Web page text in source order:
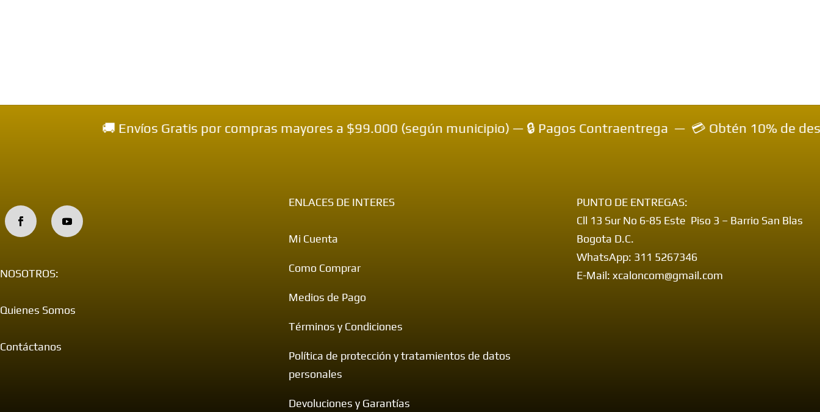
🚚 Envíos Gratis por compras mayores a $99.000 (según municipio) — 🔒 Pagos Contraentrega — 💳 Obtén 10% de
NOSOTROS:
Quienes Somos
Contáctanos
ENLACES DE INTERES
Mi Cuenta
Como Comprar
Medios de Pago
Términos y Condiciones
Política de protección y tratamientos de datos
personales
Devoluciones y Garantías
PUNTO DE ENTREGAS:
Cll 13 Sur No 6-85 Este Piso 3 – Barrio San Blas
Bogota D.C.
WhatsApp: 311 5267346
E-Mail: xcaloncom@gmail.com